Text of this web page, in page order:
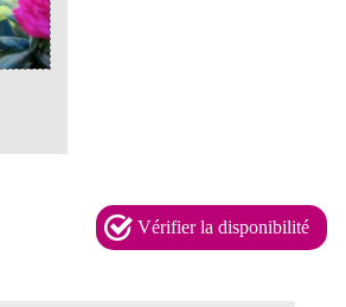
Vérifier la disponibilité